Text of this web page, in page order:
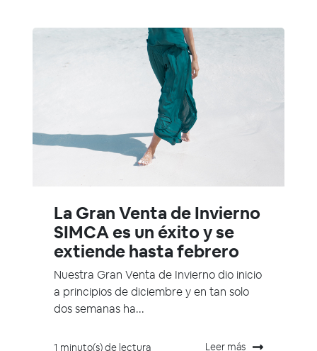
La Gran Venta de Invierno
SIMCA es un éxito y se
extiende hasta febrero
Nuestra Gran Venta de Invierno dio inicio
a principios de diciembre y en tan solo
dos semanas ha...
1 minuto(s) de lectura Leer más